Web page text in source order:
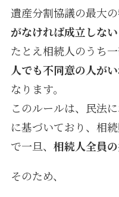
遺産分割協議の最大の
がなければ成立しない
たとえ相続人のうち
人でも不同意の人が
なります。
このルールは、民法
に基づいており、相
で一旦、 相続人全員
そのため、